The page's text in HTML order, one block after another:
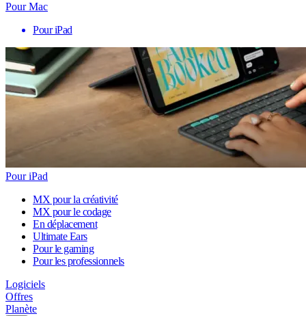
Pour Mac
Pour iPad
Pour iPad
MX pour la créativité
MX pour le codage
En déplacement
Ultimate Ears
Pour le gaming
Pour les professionnels
Logiciels
Offres
Planète